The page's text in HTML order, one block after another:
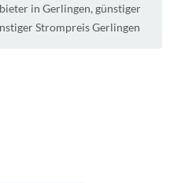
in Gerlingen, günstiger
Strompreis Gerlingen